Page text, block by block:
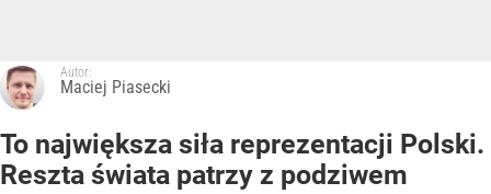
Autor:
Maciej Piasecki
To największa siła reprezentacji Polski.
Reszta świata patrzy z podziwem